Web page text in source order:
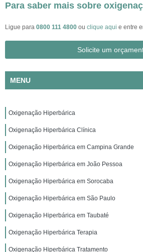
Para saber mais sobre
Ligue para 0800 111 4800 ou clique aqui e entre
Solicite um
MENU
Oxigenação Hiperbárica
Oxigenação Hiperbárica Clínica
Oxigenação Hiperbárica em Campina Grande
Oxigenação Hiperbárica em João Pessoa
Oxigenação Hiperbárica em Sorocaba
Oxigenação Hiperbárica em São Paulo
Oxigenação Hiperbárica em Taubaté
Oxigenação Hiperbárica Terapia
Oxigenação Hiperbárica Tratamento